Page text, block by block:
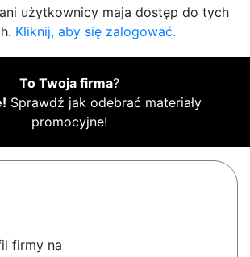
użytkownicy maja dostęp do tych
Kliknij, aby się zalogować.
To Twoja firma?
Sprawdź jak odebrać materiały
promocyjne!
firmy na